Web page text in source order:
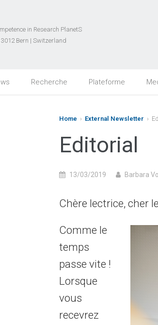
in Research PlanetS
Bern | Switzerland
Recherche Plateforme
Home › External Newsletter ›
Editorial
13/03/2019 Barbara
Chère lectrice, cher
Comme le
temps
passe vite !
Lorsque
vous
recevrez